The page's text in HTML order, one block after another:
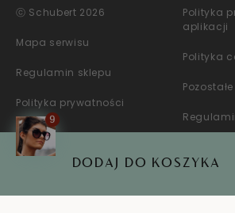
DODAJ DO KOSZYKA
ⓒ Schubert 2026
Mapa serwisu
Regulamin sklepu
Polityka prywatności
Polityka
aplikacji
Polityka